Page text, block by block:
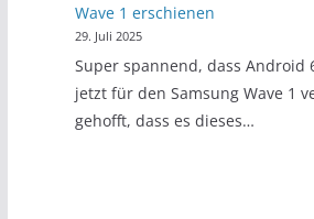
Wave 1 erschienen
29. Juli 2025
Super spannend, dass Android
jetzt für den Samsung Wave 1
gehofft, dass es dieses…